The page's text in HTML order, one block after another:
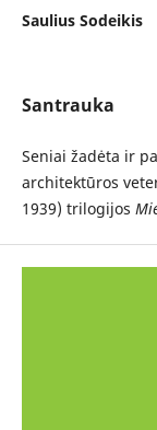
Saulius Sodeikis
Santrauka
Seniai žadėta ir
architektūros
1939) trilogijos